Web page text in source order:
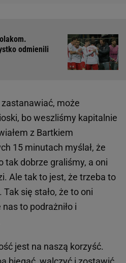
odmienili
może
bo weszliśmy kapitalnie
z Bartkiem
15 minutach myślał, że
tak dobrze graliśmy, a oni
Ale tak to jest, że trzeba to
się stało, że to oni
to podrażniło i
jest na naszą korzyść.